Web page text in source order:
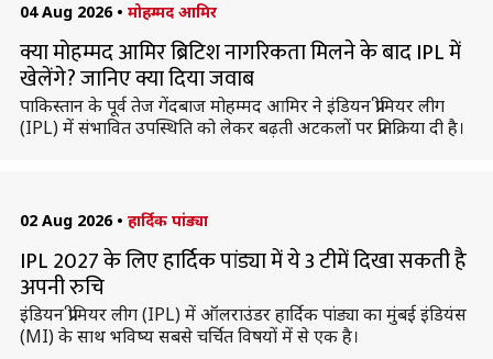
04 Aug 2026 • मोहम्मद आमिर
क्या मोहम्मद आमिर ब्रिटिश नागरिकता मिलने के बाद IPL में
खेलेंगे? जानिए क्या दिया जवाब
पाकिस्तान के पूर्व तेज गेंदबाज मोहम्मद आमिर ने इंडियन प्रीमियर लीग
(IPL) में संभावित उपस्थिति को लेकर बढ़ती अटकलों पर प्रतिक्रिया दी है।
02 Aug 2026 • हार्दिक पांड्या
IPL 2027 के लिए हार्दिक पांड्या में ये 3 टीमें दिखा सकती है
अपनी रुचि
इंडियन प्रीमियर लीग (IPL) में ऑलराउंडर हार्दिक पांड्या का मुंबई इंडियंस
(MI) के साथ भविष्य सबसे चर्चित विषयों में से एक है।